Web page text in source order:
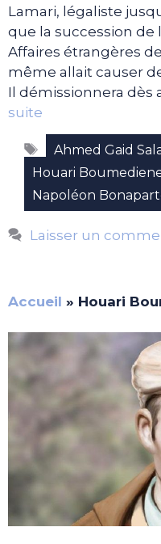
Lamari, légaliste
que la succession de
Affaires étrangères
même allait causer
Il démissionnera dès
suite
Étiquettes
Ahmed Gaid
Houari
Napoléon
Laisser un
Accueil » Houari